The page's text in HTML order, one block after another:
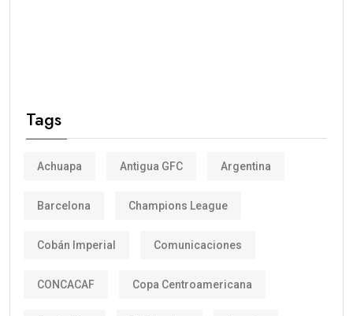
Tags
Achuapa Antigua GFC Argentina
Barcelona Champions League
Cobán Imperial Comunicaciones
CONCACAF Copa Centroamericana